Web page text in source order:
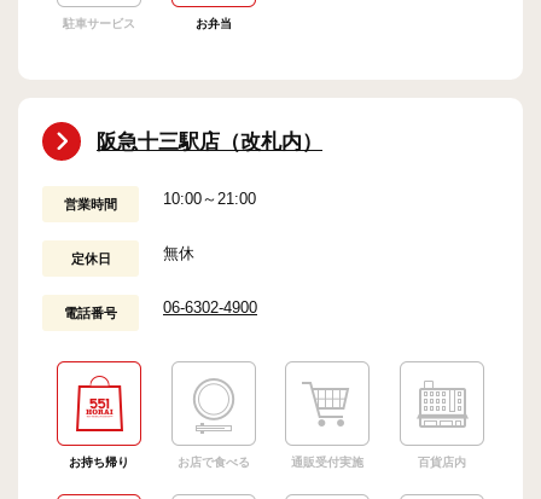
駐車サービス お弁当
阪急十三駅店（改札内）
営業時間 10:00～21:00
定休日 無休
電話番号 06-6302-4900
お持ち帰り お店で食べる 通販受付実施 百貨店内